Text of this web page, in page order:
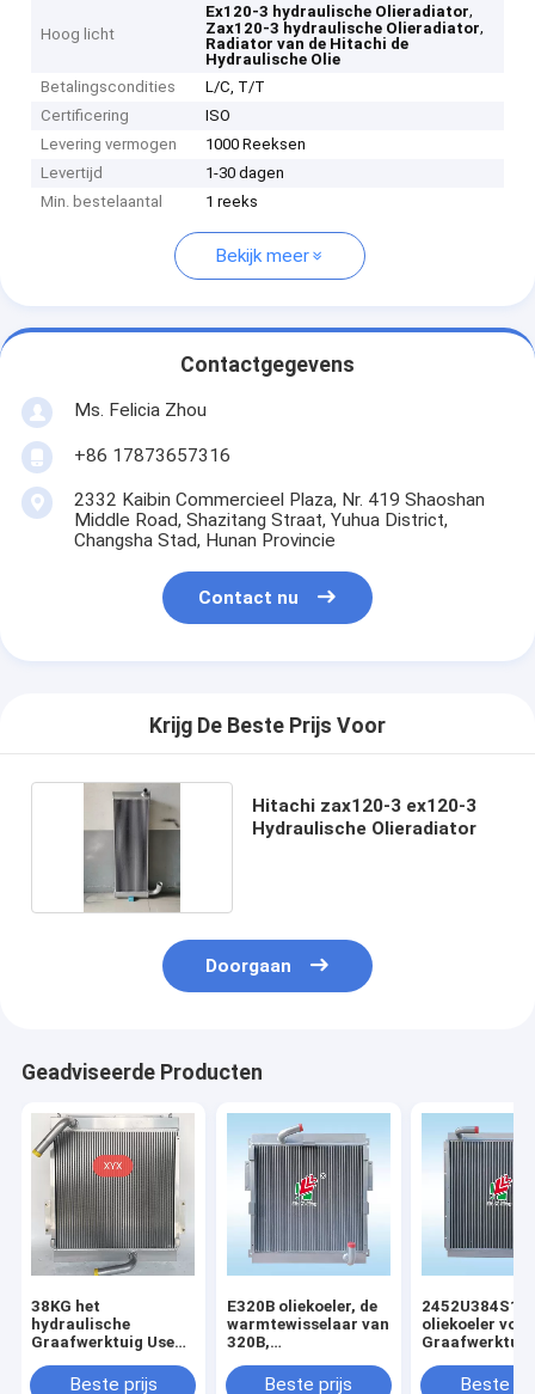
Hoog licht
Ex120-3 hydraulische Olieradiator,
Zax120-3 hydraulische Olieradiator,
Radiator van de Hitachi de
Hydraulische Olie
Betalingscondities
L/C, T/T
Certificering
ISO
Levering vermogen
1000 Reeksen
Levertijd
1-30 dagen
Min. bestelaantal
1 reeks
Bekijk meer
Contactgegevens
Ms. Felicia Zhou
+86 17873657316
2332 Kaibin Commercieel Plaza, Nr. 419 Shaoshan
Middle Road, Shazitang Straat, Yuhua District,
Changsha Stad, Hunan Provincie
Contact nu
Krijg De Beste Prijs Voor
Hitachi zax120-3 ex120-3
Hydraulische Olieradiator
Doorgaan
Geadviseerde Producten
38KG het
hydraulische
Graafwerktuig Use
Voerman E320 van
Beste prijs
E320B oliekoeler, de
warmtewisselaar van
320B,
luchtkoeler,
Beste prijs
2452U384S1
oliekoeler
MD200BLC
Beste